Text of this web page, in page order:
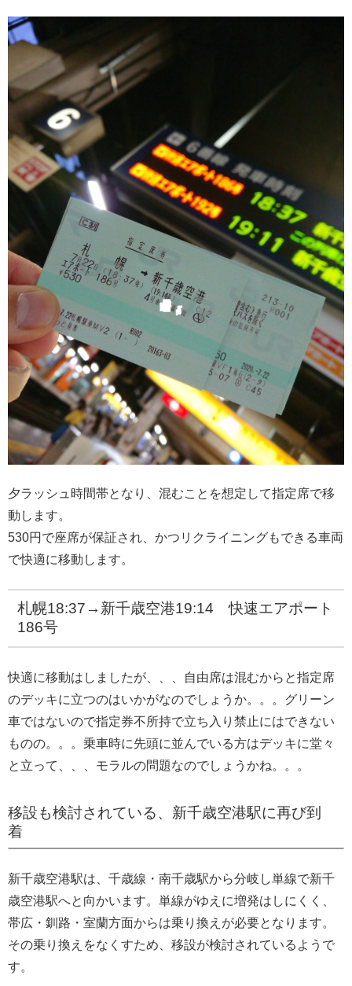
夕ラッシュ時間帯となり、混むことを想定して指定席で移
動します。
530円で座席が保証され、かつリクライニングもできる車両
で快適に移動します。
札幌18:37→新千歳空港19:14 快速エアポート
186号
快適に移動はしましたが、、、自由席は混むからと指定席
のデッキに立つのはいかがなのでしょうか。。。グリーン
車ではないので指定券不所持で立ち入り禁止にはできない
ものの。。。乗車時に先頭に並んでいる方はデッキに堂々
と立って、、、モラルの問題なのでしょうかね。。。
移設も検討されている、新千歳空港駅に再び到
着
新千歳空港駅は、千歳線・南千歳駅から分岐し単線で新千
歳空港駅へと向かいます。単線がゆえに増発はしにくく、
帯広・釧路・室蘭方面からは乗り換えが必要となります。
その乗り換えをなくすため、移設が検討されているようで
す。